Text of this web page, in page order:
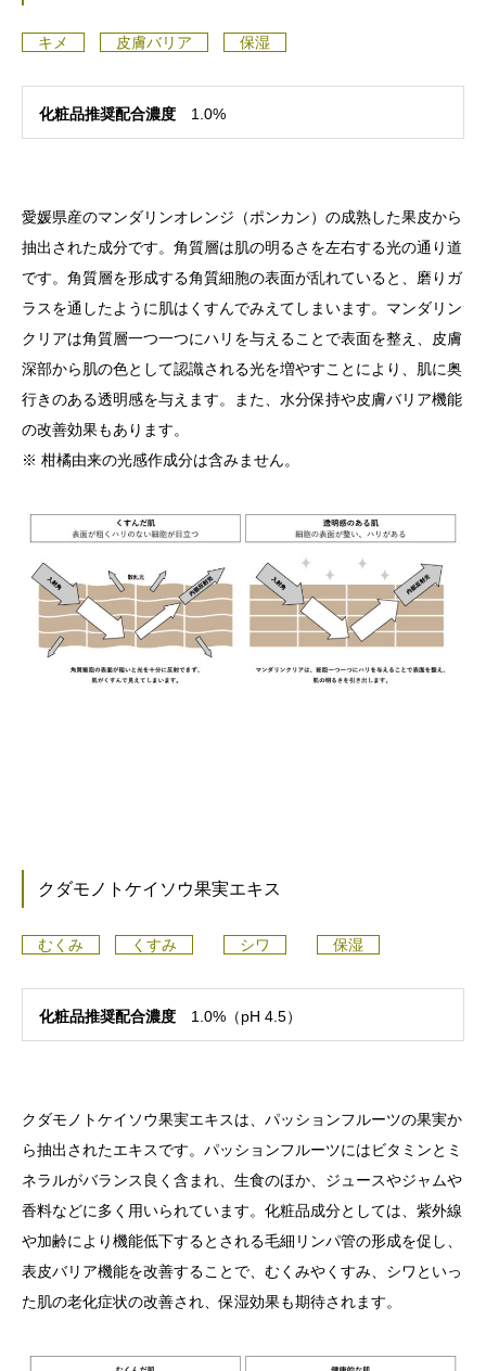
キメ 皮膚バリア 保湿
化粧品推奨配合濃度 1.0%
愛媛県産のマンダリンオレンジ（ポンカン）の成熟した果皮から
抽出された成分です。角質層は肌の明るさを左右する光の通り道
です。角質層を形成する角質細胞の表面が乱れていると、磨りガ
ラスを通したように肌はくすんでみえてしまいます。マンダリン
クリアは角質層一つ一つにハリを与えることで表面を整え、皮膚
深部から肌の色として認識される光を増やすことにより、肌に奥
行きのある透明感を与えます。また、水分保持や皮膚バリア機能
の改善効果もあります。
※ 柑橘由来の光感作成分は含みません。
クダモノトケイソウ果実エキス
むくみ くすみ シワ 保湿
化粧品推奨配合濃度 1.0%（pH 4.5）
クダモノトケイソウ果実エキスは、パッションフルーツの果実か
ら抽出されたエキスです。パッションフルーツにはビタミンとミ
ネラルがバランス良く含まれ、生食のほか、ジュースやジャムや
香料などに多く用いられています。化粧品成分としては、紫外線
や加齢により機能低下するとされる毛細リンパ管の形成を促し、
表皮バリア機能を改善することで、むくみやくすみ、シワといっ
た肌の老化症状の改善され、保湿効果も期待されます。